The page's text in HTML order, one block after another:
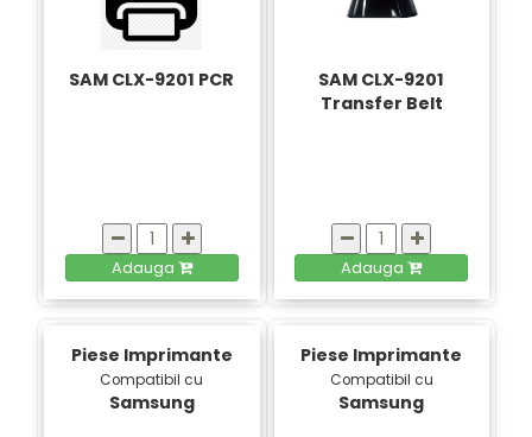
SAM CLX-9201 PCR
Adauga
SAM CLX-9201
Transfer Belt
Adauga
Piese Imprimante
Compatibil cu
Samsung
Piese Imprimante
Compatibil cu
Samsung